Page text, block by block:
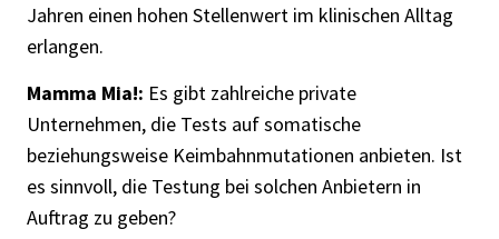
Jahren einen hohen Stellenwert im klinischen Alltag
erlangen.
Mamma Mia!: Es gibt zahlreiche private
Unternehmen, die Tests auf somatische
beziehungsweise Keimbahnmutationen anbieten. Ist
es sinnvoll, die Testung bei solchen Anbietern in
Auftrag zu geben?